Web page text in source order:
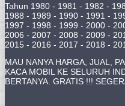
Tahun 1980 - 1981 - 1982 -
1988 - 1989 - 1990 - 1991 -
1997 - 1998 - 1999 - 2000 -
2006 - 2007 - 2008 - 2009 -
2015 - 2016 - 2017 - 2018 -
MAU NANYA HARGA, JUAL,
KACA MOBIL KE SELURUH
BERTANYA. GRATIS !!!